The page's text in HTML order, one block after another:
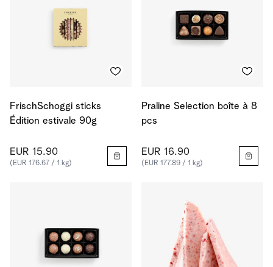
FrischSchoggi sticks
Édition estivale 90g
EUR 15.90
(EUR 176.67 / 1 kg)
Praline Selection boîte à 8
pcs
EUR 16.90
(EUR 177.89 / 1 kg)